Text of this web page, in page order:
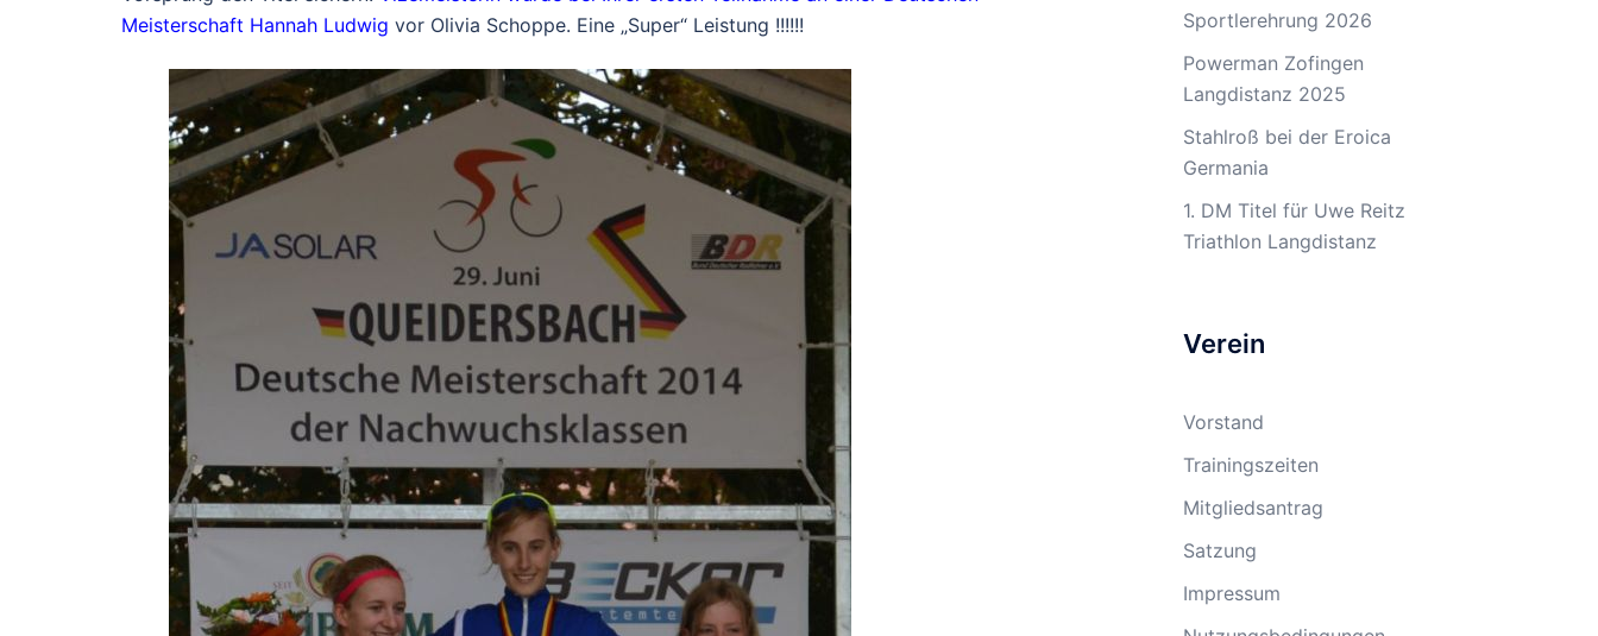
Meisterschaft Hannah Ludwig vor Olivia Schoppe. Eine „Super“ Leistung !!!!!!
Sportlerehrung 2026
Powerman Zofingen
Langdistanz 2025
Stahlroß bei der Eroica
Germania
1. DM Titel für Uwe Reitz
Triathlon Langdistanz
Verein
Vorstand
Trainingszeiten
Mitgliedsantrag
Satzung
Impressum